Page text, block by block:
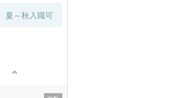
夏～秋入職可